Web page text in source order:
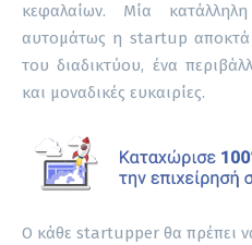
κεφαλαίων. Μία
αυτομάτως η startup
του διαδικτύου, ένα
και μοναδικές ευκαιρίες.
Ο κάθε startupper θα πρέπει